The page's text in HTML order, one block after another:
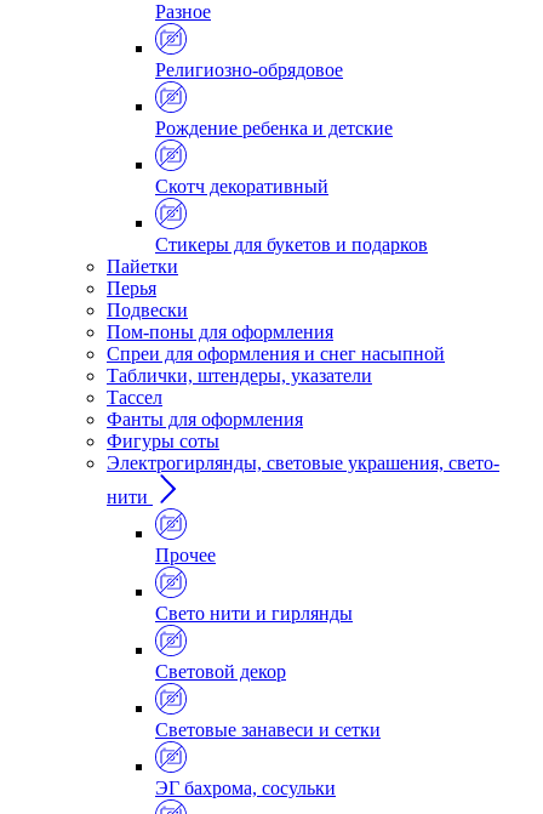
Разное
Религиозно-обрядовое
Рождение ребенка и детские
Скотч декоративный
Стикеры для букетов и подарков
Пайетки
Перья
Подвески
Пом-поны для оформления
Спреи для оформления и снег насыпной
Таблички, штендеры, указатели
Тассел
Фанты для оформления
Фигуры соты
Электрогирлянды, световые украшения, свето-
нити
Прочее
Свето нити и гирлянды
Световой декор
Световые занавеси и сетки
ЭГ бахрома, сосульки